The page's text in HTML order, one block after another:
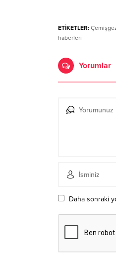
ETİKETLER:
haberleri
Yorumlar
Daha sonraki